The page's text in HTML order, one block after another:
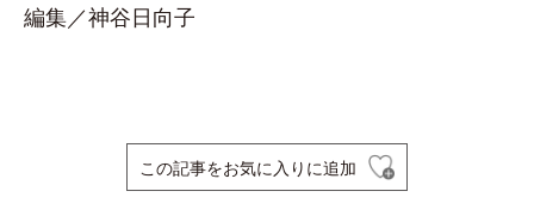
編集／神谷日向子
この記事をお気に入りに追加